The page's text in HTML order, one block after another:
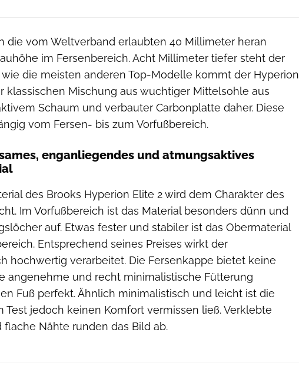
die vom Weltverband erlaubten 40 Millimeter heran
im Fersenbereich. Acht Millimeter tiefer steht der
wie die meisten anderen Top-Modelle kommt der Hyperion
klassischen Mischung aus wuchtiger Mittelsohle aus
Schaum und verbauter Carbonplatte daher. Diese
vom Fersen- bis zum Vorfußbereich.
enganliegendes und atmungsaktives
des Brooks Hyperion Elite 2 wird dem Charakter des
Im Vorfußbereich ist das Material besonders dünn und
auf. Etwas fester und stabiler ist das Obermaterial
Entsprechend seines Preises wirkt der
hochwertig verarbeitet. Die Fersenkappe bietet keine
angenehme und recht minimalistische Fütterung
Fuß perfekt. Ähnlich minimalistisch und leicht ist die
Test jedoch keinen Komfort vermissen ließ. Verklebte
flache Nähte runden das Bild ab.